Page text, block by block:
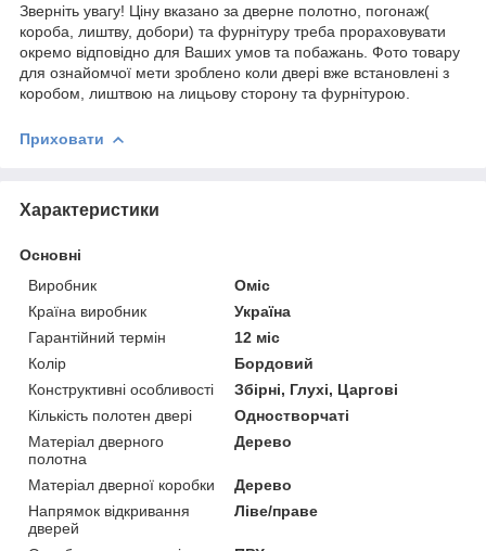
Зверніть увагу! Ціну вказано за дверне полотно, погонаж(
короба, лиштву, добори) та фурнітуру треба прораховувати
окремо відповідно для Ваших умов та побажань. Фото товару
для ознайомчої мети зроблено коли двері вже встановлені з
коробом, лиштвою на лицьову сторону та фурнітурою.
Приховати
Характеристики
Основні
Виробник
Оміс
Країна виробник
Україна
Гарантійний термін
12 міс
Колір
Бордовий
Конструктивні особливості
Збірні, Глухі, Царгові
Кількість полотен двері
Одностворчаті
Матеріал дверного
полотна
Дерево
Матеріал дверної коробки
Дерево
Напрямок відкривання
дверей
Ліве/праве